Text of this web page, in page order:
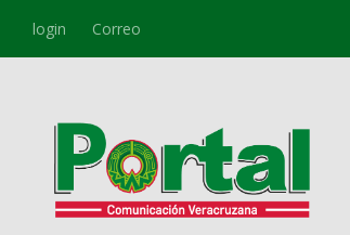
login Correo